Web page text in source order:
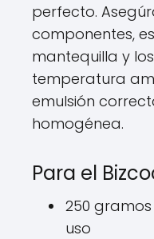
perfecto.
componentes,
mantequilla y
temperatura
emulsión
homogénea.
Para el
250
uso